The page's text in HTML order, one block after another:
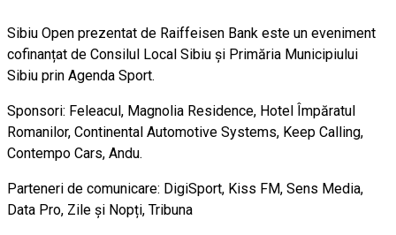
Sibiu Open prezentat de Raiffeisen Bank este un eveniment
cofinanțat de Consilul Local Sibiu și Primăria Municipiului
Sibiu prin Agenda Sport.
Sponsori: Feleacul, Magnolia Residence, Hotel Împăratul
Romanilor, Continental Automotive Systems, Keep Calling,
Contempo Cars, Andu.
Parteneri de comunicare: DigiSport, Kiss FM, Sens Media,
Data Pro, Zile și Nopți, Tribuna